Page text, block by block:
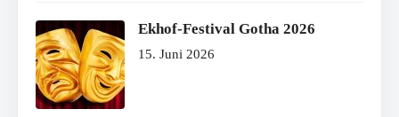
Ekhof-Festival Gotha 2026
15. Juni 2026